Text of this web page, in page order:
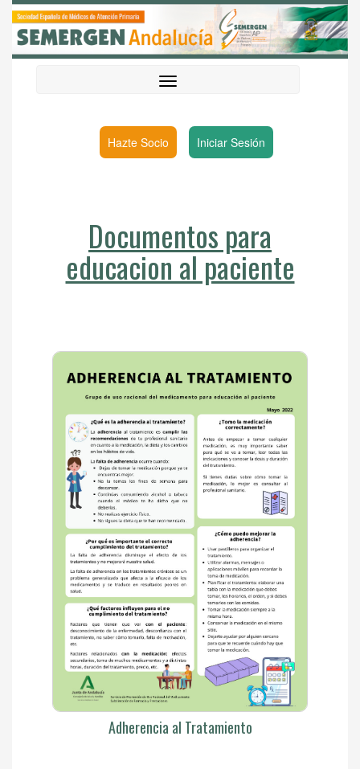
Hazte Socio Iniciar Sesión
Documentos para
educacion al paciente
Adherencia al Tratamiento